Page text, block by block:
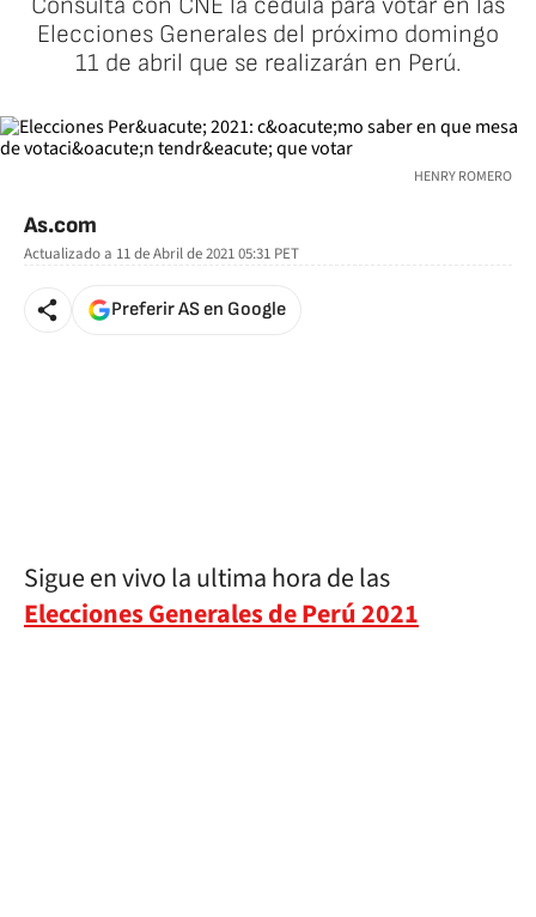
Elecciones Generales del próximo domingo
11 de abril que se realizarán en Perú.
HENRY ROMERO
As.com
Actualizado a 11 de Abril de 2021 05:31 PET
Preferir AS en Google
Sigue en vivo la ultima hora de las
Elecciones Generales de Perú 2021